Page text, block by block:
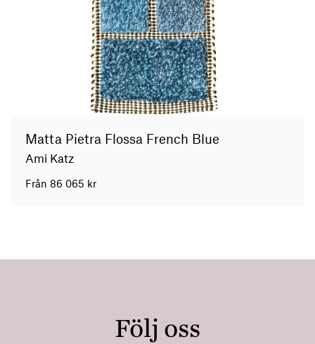
Matta Pietra Flossa French Blue
Ami Katz
Från 86 065 kr
Följ oss